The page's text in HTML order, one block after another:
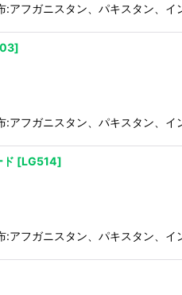
:アフガニスタン、パキスタン、
]
:アフガニスタン、パキスタン、
ド [LG514]
:アフガニスタン、パキスタン、